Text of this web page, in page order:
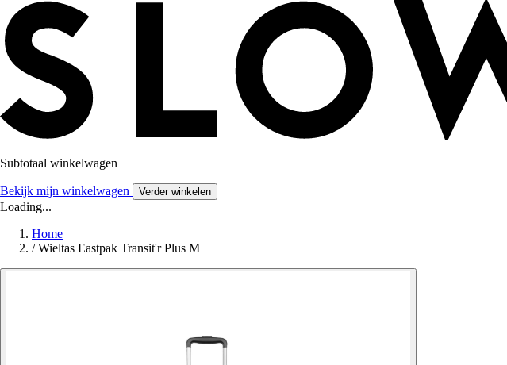
Subtotaal winkelwagen
Bekijk mijn winkelwagen Verder winkelen
Loading...
Home
/ Wieltas Eastpak Transit'r Plus M